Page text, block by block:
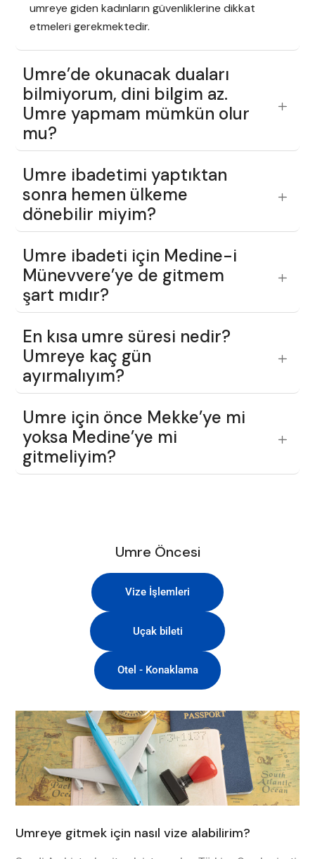
umreye giden kadınların güvenliklerine dikkat
etmeleri gerekmektedir.
Umre’de okunacak duaları
bilmiyorum, dini bilgim az.
Umre yapmam mümkün olur
mu?
Umre ibadetimi yaptıktan
sonra hemen ülkeme
dönebilir miyim?
Umre ibadeti için Medine-i
Münevvere’ye de gitmem
şart mıdır?
En kısa umre süresi nedir?
Umreye kaç gün
ayırmalıyım?
Umre için önce Mekke’ye mi
yoksa Medine’ye mi
gitmeliyim?
Umre Öncesi
Vize İşlemleri
Uçak bileti
Otel - Konaklama
Umreye gitmek için nasıl vize alabilirim?